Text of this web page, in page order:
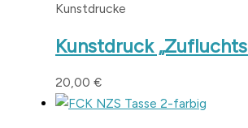
Kunstdrucke
Kunstdruck
20,00 €